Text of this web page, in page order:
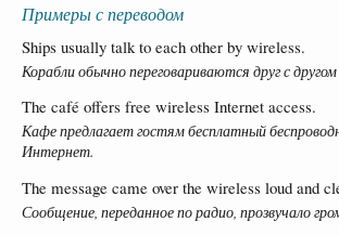
Примеры с переводом
Ships usually talk to each other by wireless.
Корабли обычно переговариваются друг с
The café offers free wireless Internet access.
Кафе предлагает гостям бесплатный
Интернет.
The message came over the wireless loud and
Сообщение, переданное по радио, прозвучало